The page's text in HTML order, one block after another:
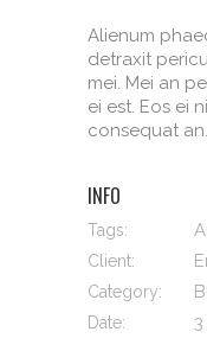
Alienum
detraxit
mei. Mei an
ei est. Eos ei
consequat an.
INFO
Tags:
Client:
Category:
Date: